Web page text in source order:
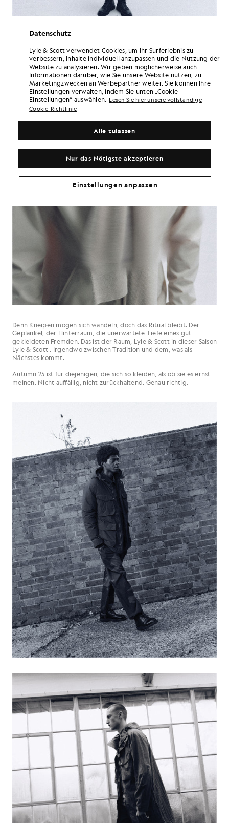
Denn Kneipen mögen sich wandeln, doch das Ritual bleibt. Der
Geplänkel, der Hinterraum, die unerwartete Tiefe eines gut
gekleideten Fremden. Das ist der Raum, Lyle & Scott in dieser Saison
Lyle & Scott . Irgendwo zwischen Tradition und dem, was als
Nächstes kommt.
Autumn 25 ist für diejenigen, die sich so kleiden, als ob sie es ernst
meinen. Nicht auffällig, nicht zurückhaltend. Genau richtig.
Datenschutz
Lyle & Scott verwendet Cookies, um Ihr Surferlebnis zu
verbessern, Inhalte individuell anzupassen und die Nutzung der
Website zu analysieren. Wir geben möglicherweise auch
Informationen darüber, wie Sie unsere Website nutzen, zu
Marketingzwecken an Werbepartner weiter. Sie können Ihre
Einstellungen verwalten, indem Sie unten „Cookie-
Einstellungen“ auswählen. Lesen Sie hier unsere vollständige
Cookie-Richtlinie
Nur das Nötigste akzeptieren
Alle zulassen
Einstellungen anpassen